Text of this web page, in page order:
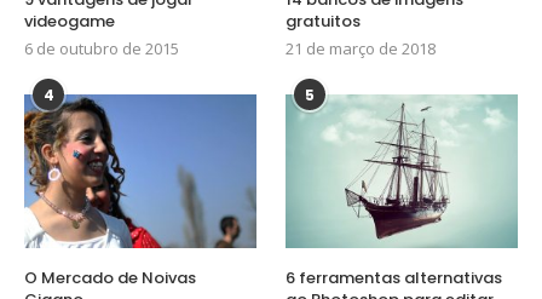
videogame
6 de outubro de 2015
gratuitos
21 de março de 2018
4
O Mercado de Noivas
5
6 ferramentas alternativas